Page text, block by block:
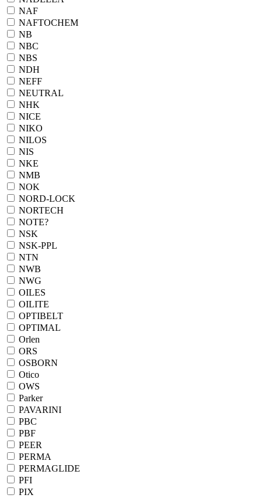
NAF
NAFTOCHEM
NB
NBC
NBS
NDH
NEFF
NEUTRAL
NHK
NICE
NIKO
NILOS
NIS
NKE
NMB
NOK
NORD-LOCK
NORTECH
NOTE?
NSK
NSK-PPL
NTN
NWB
NWG
OILES
OILITE
OPTIBELT
OPTIMAL
Orlen
ORS
OSBORN
Otico
OWS
Parker
PAVARINI
PBC
PBF
PEER
PERMA
PERMAGLIDE
PFI
PIX